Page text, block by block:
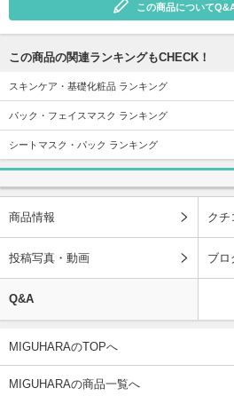
この商品について
この商品の関連ランキングもCHECK！
スキンケア・基礎化粧品 ランキング
パック・フェイスマスク ランキング
シートマスク・パック ランキング
商品情報 クチ
投稿写真・動画 ブロ
Q&A
MIGUHARAのTOPへ
MIGUHARAの商品一覧へ